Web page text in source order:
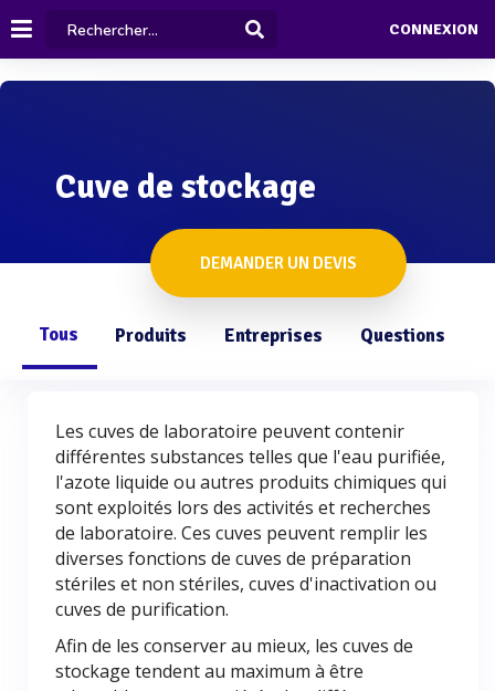
CONNEXION
Cuve de stockage
DEMANDER UN DEVIS
Tous Produits Entreprises Questions
Les cuves de laboratoire peuvent contenir
différentes substances telles que l'eau purifiée,
l'azote liquide ou autres produits chimiques qui
sont exploités lors des activités et recherches
de laboratoire. Ces cuves peuvent remplir les
diverses fonctions de cuves de préparation
stériles et non stériles, cuves d'inactivation ou
cuves de purification.
Afin de les conserver au mieux, les cuves de
stockage tendent au maximum à être